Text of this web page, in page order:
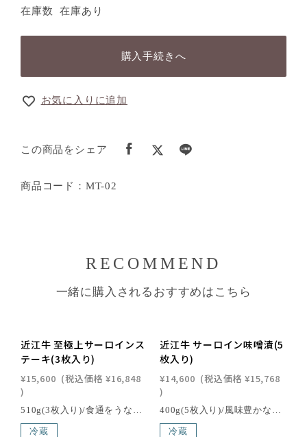
在庫数 在庫あり
購入手続きへ
お気に入りに追加
この商品をシェア
商品コード：MT-02
RECOMMEND
一緒に購入されるおすすめはこちら
近江牛 至極上サーロインス
テーキ(3枚入り)
¥15,600 (税込価格 ¥16,848
)
冷蔵
近江牛 サーロイン味噌漬(5
枚入り)
¥14,600 (税込価格 ¥15,768
)
冷蔵